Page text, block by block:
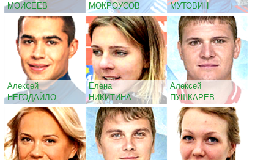
МОИСЕЕВ
МОКРОУСОВ
МУТОВИН
Алексей
НЕГОДАЙЛО
Елена
НИКИТИНА
Алексей
ПУШКАРЕВ